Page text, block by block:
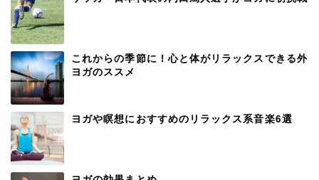
これからの季節に！心と体がリラックスできる外
ヨガのススメ
ヨガや瞑想におすすめのリラックス系音楽6選